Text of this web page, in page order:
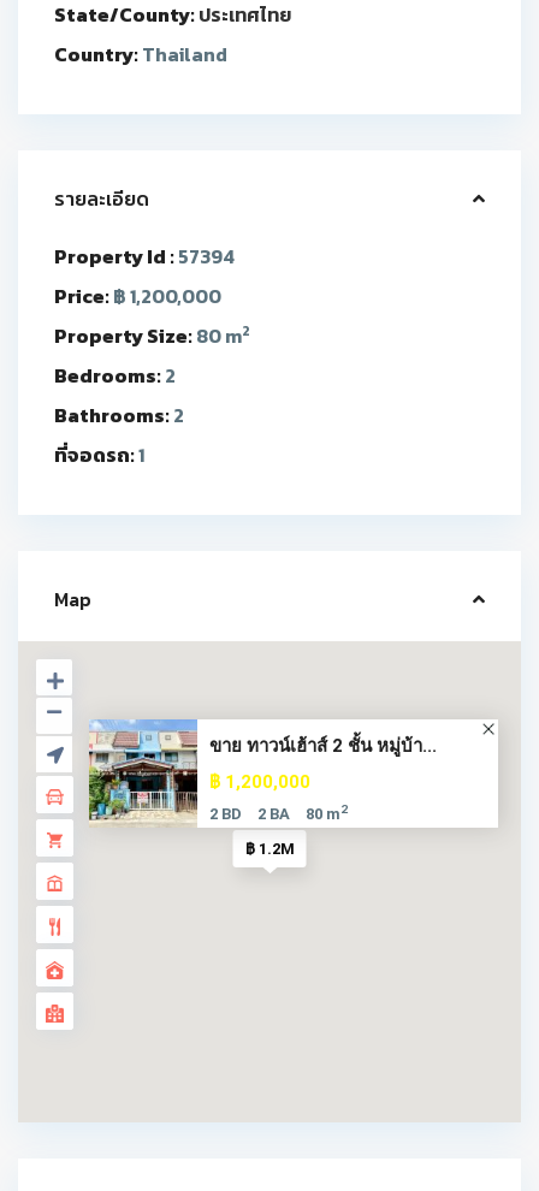
State/County:ประเทศไทย
Country:Thailand
รายละเอียด
Property Id :57394
Price:฿ 1,200,000
Property Size:80 m2
Bedrooms:2
Bathrooms:2
ที่จอดรถ:1
Map
฿ 1.2M
ขาย ทาวน์เฮ้าส์ 2 ชั้น หมู่บ้า...
฿ 1,200,000
2 BD 2 BA 80 m2